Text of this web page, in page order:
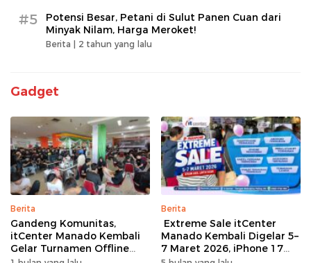
#5
Potensi Besar, Petani di Sulut Panen Cuan dari
Minyak Nilam, Harga Meroket!
Berita | 2 tahun yang lalu
Gadget
Berita
Gandeng Komunitas,
itCenter Manado Kembali
Gelar Turnamen Offline
Berita
Extreme Sale itCenter
Manado Kembali Digelar 5–
7 Maret 2026, iPhone 17